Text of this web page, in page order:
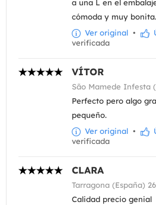
a una L en el
cómoda y muy bonita.
Ver original •
verificada
VÍTOR
São Mamede Infesta
Perfecto pero algo
pequeño.
Ver original •
verificada
CLARA
Tarragona (España)
Calidad precio genial